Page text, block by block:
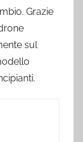
Grazie
sul